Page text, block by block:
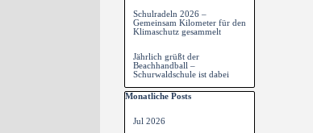
Schulradeln 2026 –
Gemeinsam Kilometer für den
Klimaschutz gesammelt
Jährlich grüßt der
Beachhandball –
Schurwaldschule ist dabei
Block überspringen Monatliche Posts
Monatliche Posts
Jul 2026